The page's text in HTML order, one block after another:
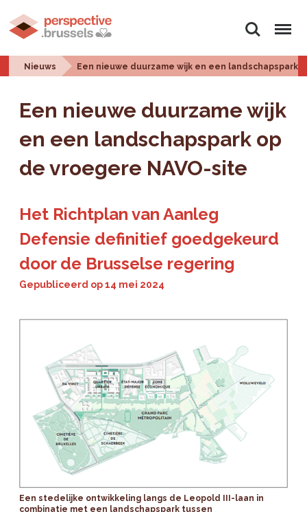
Zoeken Menu
Nieuws Een nieuwe duurzame wijk en een landschapspark
Een nieuwe duurzame wijk
en een landschapspark op
de vroegere NAVO-site
Het Richtplan van Aanleg
Defensie definitief goedgekeurd
door de Brusselse regering
Gepubliceerd op14 mei 2024
Een stedelijke ontwikkeling langs de Leopold III-laan in
combinatie met een landschapspark tussen